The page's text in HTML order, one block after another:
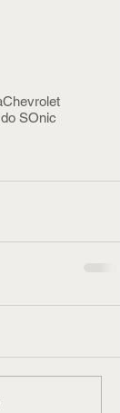
Chevrolet
SOnic